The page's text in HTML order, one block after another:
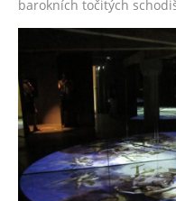
barokních točitých